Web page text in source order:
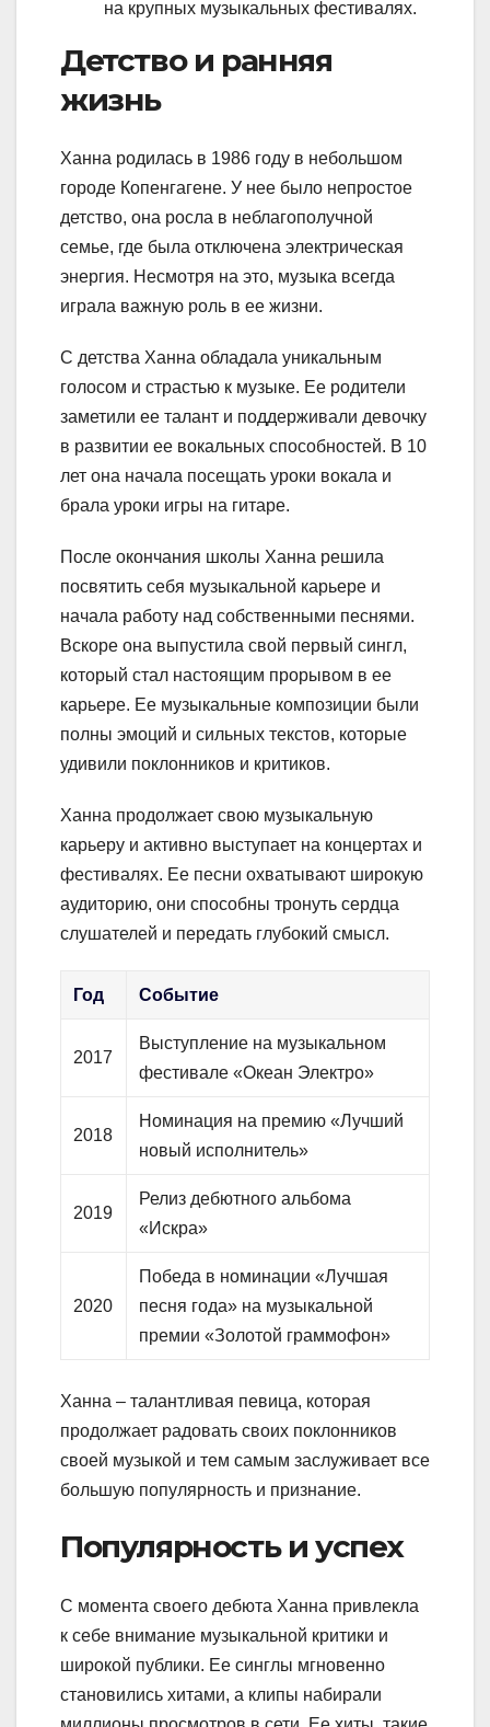
на крупных музыкальных фестивалях.
Детство и ранняя
жизнь
Ханна родилась в 1986 году в небольшом
городе Копенгагене. У нее было непростое
детство, она росла в неблагополучной
семье, где была отключена электрическая
энергия. Несмотря на это, музыка всегда
играла важную роль в ее жизни.
С детства Ханна обладала уникальным
голосом и страстью к музыке. Ее родители
заметили ее талант и поддерживали девочку
в развитии ее вокальных способностей. В 10
лет она начала посещать уроки вокала и
брала уроки игры на гитаре.
После окончания школы Ханна решила
посвятить себя музыкальной карьере и
начала работу над собственными песнями.
Вскоре она выпустила свой первый сингл,
который стал настоящим прорывом в ее
карьере. Ее музыкальные композиции были
полны эмоций и сильных текстов, которые
удивили поклонников и критиков.
Ханна продолжает свою музыкальную
карьеру и активно выступает на концертах и
фестивалях. Ее песни охватывают широкую
аудиторию, они способны тронуть сердца
слушателей и передать глубокий смысл.
Год Событие
2017
Выступление на музыкальном
фестивале «Океан Электро»
2018
Номинация на премию «Лучший
новый исполнитель»
2019
Релиз дебютного альбома
«Искра»
2020
Победа в номинации «Лучшая
песня года» на музыкальной
премии «Золотой граммофон»
Ханна – талантливая певица, которая
продолжает радовать своих поклонников
своей музыкой и тем самым заслуживает все
большую популярность и признание.
Популярность и успех
С момента своего дебюта Ханна привлекла
к себе внимание музыкальной критики и
широкой публики. Ее синглы мгновенно
становились хитами, а клипы набирали